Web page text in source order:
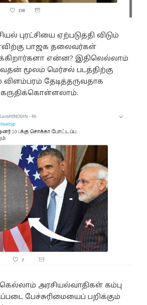
புரட்சியை ஏற்படுத்தி விடும்
பாஜக தலைவர்கள்
என்ன? இதிலெல்லாம்
மூலம் மெர்சல் படத்திற்கு
தேடித்தருவதாக
அரசியல்வாதிகள் கம்பு
பேச்சுரிமையைப் பறிக்கும்